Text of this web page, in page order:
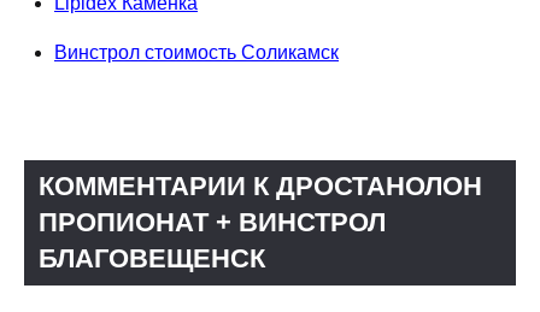
Винстрол стоимость Соликамск
КОММЕНТАРИИ К ДРОСТАНОЛОН
ПРОПИОНАТ + ВИНСТРОЛ
БЛАГОВЕЩЕНСК